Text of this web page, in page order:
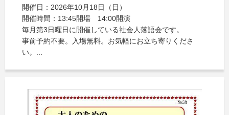
開催日：2026年10月18日（日）
開催時間：13:45開場 14:00開演
毎月第3日曜日に開催している社会人落語会です。
事前予約不要。入場無料。お気軽にお立ち寄りくださ
い。...